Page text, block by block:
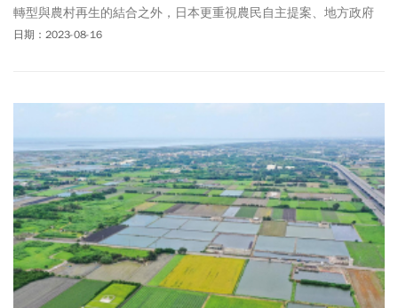
轉型與農村再生的結合之外，日本更重視農民自主提案、地方政府
嚴格監督，以達到農業可持續性，他山之石值得台灣借鏡。
日期：2023-08-16